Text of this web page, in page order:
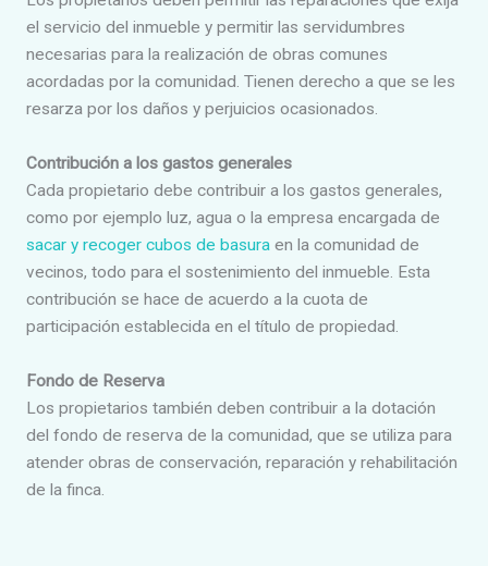
el servicio del inmueble y permitir las servidumbres
necesarias para la realización de obras comunes
acordadas por la comunidad. Tienen derecho a que se les
resarza por los daños y perjuicios ocasionados.
Contribución a los gastos generales
Cada propietario debe contribuir a los gastos generales,
como por ejemplo luz, agua o la empresa encargada de
sacar y recoger cubos de basuraen la comunidad de
vecinos, todo para el sostenimiento del inmueble. Esta
contribución se hace de acuerdo a la cuota de
participación establecida en el título de propiedad.
Fondo de Reserva
Los propietarios también deben contribuir a la dotación
del fondo de reserva de la comunidad, que se utiliza para
atender obras de conservación, reparación y rehabilitación
de la finca.